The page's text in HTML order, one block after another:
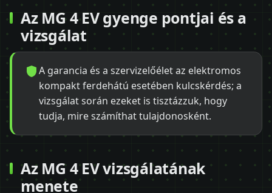
Az MG 4 EV gyenge pontjai és a
vizsgálat
A garancia és a szervizelőélet az elektromos
kompakt ferdehátú esetében kulcskérdés; a
vizsgálat során ezeket is tisztázzuk, hogy
tudja, mire számíthat tulajdonosként.
Az MG 4 EV vizsgálatának
menete